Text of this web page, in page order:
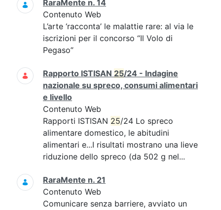
RaraMente n. 14
Contenuto Web
L’arte ‘racconta’ le malattie rare: al via le
iscrizioni per il concorso “Il Volo di
Pegaso”
Rapporto ISTISAN 25/24 - Indagine
nazionale su spreco, consumi alimentari
e livello
Contenuto Web
Rapporti ISTISAN 25/24 Lo spreco
alimentare domestico, le abitudini
alimentari e...I risultati mostrano una lieve
riduzione dello spreco (da 502 g nel...
RaraMente n. 21
Contenuto Web
Comunicare senza barriere, avviato un